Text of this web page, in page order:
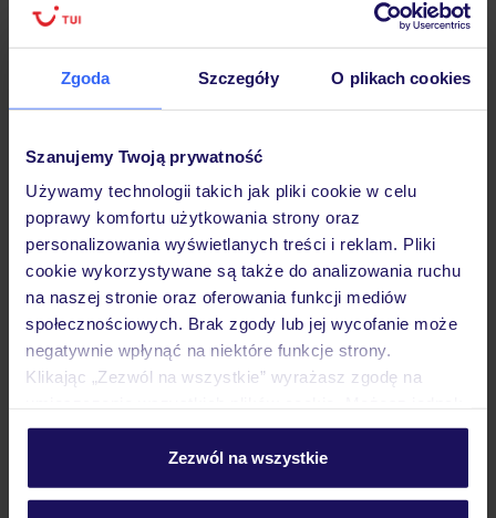
Zgoda Szczegóły O plikach cookies
Szanujemy Twoją prywatność
Używamy technologii takich jak pliki cookie w celu
poprawy komfortu użytkowania strony oraz
personalizowania wyświetlanych treści i reklam. Pliki
cookie wykorzystywane są także do analizowania ruchu
na naszej stronie oraz oferowania funkcji mediów
społecznościowych. Brak zgody lub jej wycofanie może
negatywnie wpłynąć na niektóre funkcje strony.
Klikając „Zezwól na wszystkie” wyrażasz zgodę na
personalizować swój wybór wchodząc w zakładkę
Szczegółowe informacje o plikach cookie znajdziesz
Zezwól na wszystkie
Hotel
Pokoje
Wyżywienie
Ważne informacje